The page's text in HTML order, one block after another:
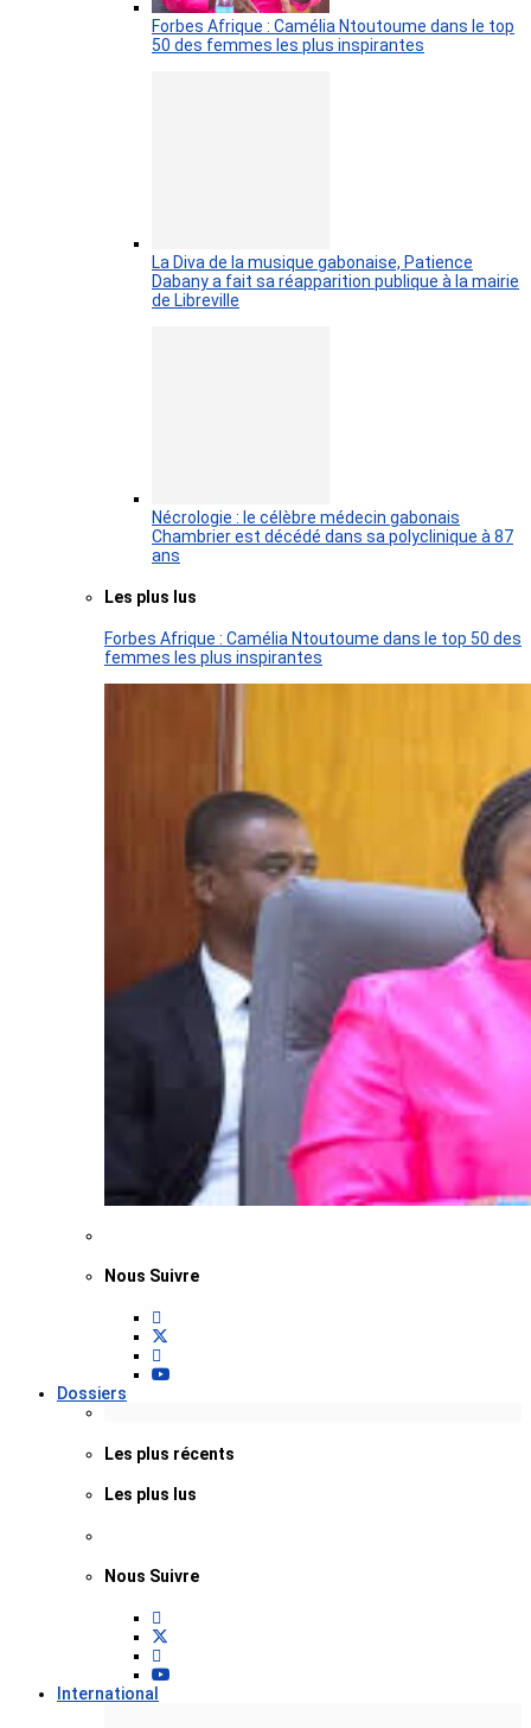
Forbes Afrique : Camélia Ntoutoume dans le top
50 des femmes les plus inspirantes
La Diva de la musique gabonaise, Patience
Dabany a fait sa réapparition publique à la mairie
de Libreville
Nécrologie : le célèbre médecin gabonais
Chambrier est décédé dans sa polyclinique à 87
ans
Les plus lus
Forbes Afrique : Camélia Ntoutoume dans le top 50 des
femmes les plus inspirantes
Nous Suivre
Dossiers
Les plus récents
Les plus lus
Nous Suivre
International